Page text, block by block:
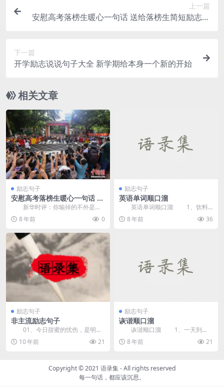
上一篇
安慰高考落榜生暖心一句话 送给落榜生简短励志的
下一篇
开学励志说说句子大全 新学期给本身一个新的开始
相关文章
励志句子
安慰高考落榜生暖心一句话 送
给落榜生简短励志的句子短语
新华时评：你输掉的不外是一
场测验——致2018年高考...
8 年前 0
励志句子
英语单词顺口溜
英语单词顺口溜 1、饮料
water 水，别华侈， 牛奶
milk...8 年前 36
励志句子
非主流励志句子
01、今日甜蜜的忧伤，是明日
的激励。 02、命是弱者的借
口...10 年前 21
励志句子
诙谐顺口溜
诙谐顺口溜 1、一天到
晚，二目无光，三餐不食，四肢无
力，五谷不分，六亲不...
8 年前 21
Copyright © 2021 语录集- All rights reserved
每一句话，都应该沉思。